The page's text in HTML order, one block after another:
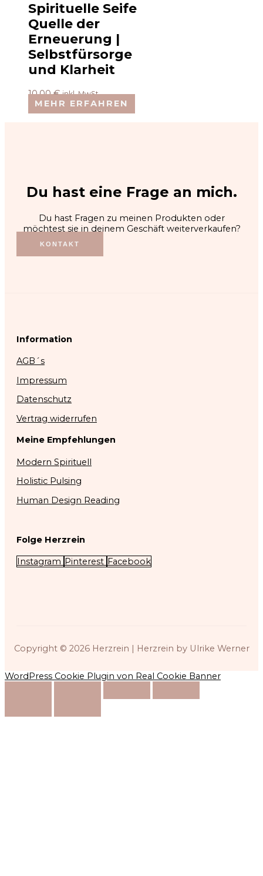
Spirituelle Seife
Quelle der
Erneuerung |
Selbstfürsorge
und Klarheit
10,00€ inkl. MwSt.
MEHR ERFAHREN
Du hast eine Frage an mich.
Du hast Fragen zu meinen Produkten oder
möchtest sie in deinem Geschäft weiterverkaufen?
KONTAKT
Information
AGB´s
Impressum
Datenschutz
Vertrag widerrufen
Meine Empfehlungen
Modern Spirituell
Holistic Pulsing
Human Design Reading
Folge Herzrein
Instagram Pinterest Facebook
Copyright © 2026 Herzrein | Herzrein by Ulrike Werner
WordPress Cookie Plugin von Real Cookie Banner